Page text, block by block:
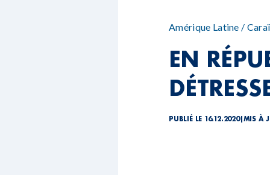
Amérique Latine /
EN
PUBLIÉ LE 16.12.2020| MIS À